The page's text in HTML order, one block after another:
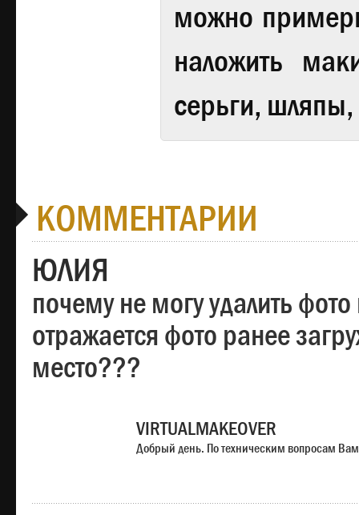
можно
наложить
серьги,
КОММЕНТАРИИ
ЮЛИЯ
почему не могу удалить
отражается фото ранее
место???
VIRTUALMAKEOVER
Добрый день. По техническим вопросам